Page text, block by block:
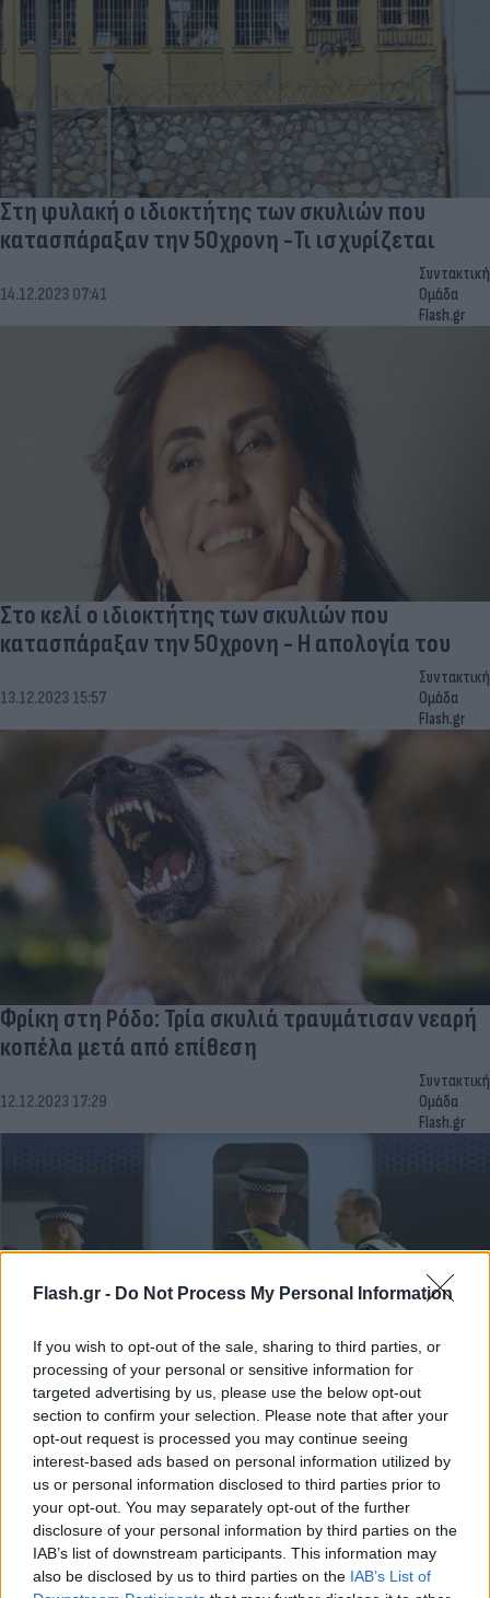
Flash.gr - Do Not Process My Personal Information
If you wish to opt-out of the sale, sharing to third parties, or
processing of your personal or sensitive information for
targeted advertising by us, please use the below opt-out
section to confirm your selection. Please note that after your
opt-out request is processed you may continue seeing
interest-based ads based on personal information utilized by
us or personal information disclosed to third parties prior to
your opt-out. You may separately opt-out of the further
disclosure of your personal information by third parties on the
IAB’s list of downstream participants. This information may
also be disclosed by us to third parties on the IAB’s List of
Στη φυλακή ο ιδιοκτήτης των σκυλιών που
κατασπάραξαν την 50χρονη -Τι ισχυρίζεται
14.12.2023 07:41
Συντακτική
Ομάδα
Flash.gr
Στο κελί ο ιδιοκτήτης των σκυλιών που
κατασπάραξαν την 50χρονη - Η απολογία του
13.12.2023 15:57
Συντακτική
Ομάδα
Flash.gr
Φρίκη στη Ρόδο: Τρία σκυλιά τραυμάτισαν νεαρή
κοπέλα μετά από επίθεση
12.12.2023 17:29
Συντακτική
Ομάδα
Flash.gr
Τρόμος στο Λονδίνο: Σκύλοι επιτέθηκαν σε άνδρα
σε αποβάθρα
12.12.2023 16:49
Συντακτική
Flash.gr